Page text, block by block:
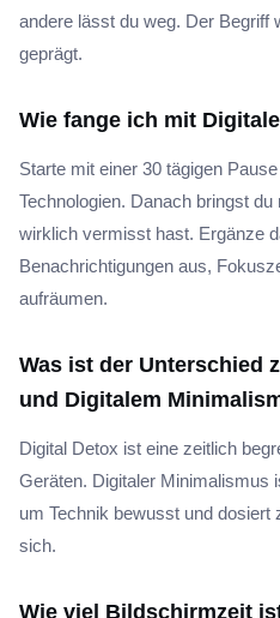
andere lässt du weg. Der Begriff
geprägt.
Wie fange ich mit
Starte mit einer 30 tägigen
Technologien. Danach bringst
wirklich vermisst hast. Ergänze
Benachrichtigungen aus,
aufräumen.
Was ist der Unterschied
und Digitalem
Digital Detox ist eine zeitlich
Geräten. Digitaler Minimalismus
um Technik bewusst und dosiert
sich.
Wie viel Bildschirmzeit